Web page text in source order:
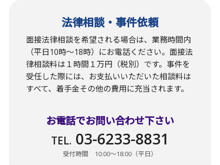
法律相談・事件依頼
面接法律相談を希望される場合は、業務時間内
（平日10時〜18時）にお電話ください。面接法
律相談料は１時間１万円（税別）です。事件を
受任した際には、お支払いいただいた相談料は
すべて、着手金その他の費用に充当されます。
お電話でお問い合わせ下さい
TEL. 03-6233-8831
受付時間 10:00〜18:00（平日）